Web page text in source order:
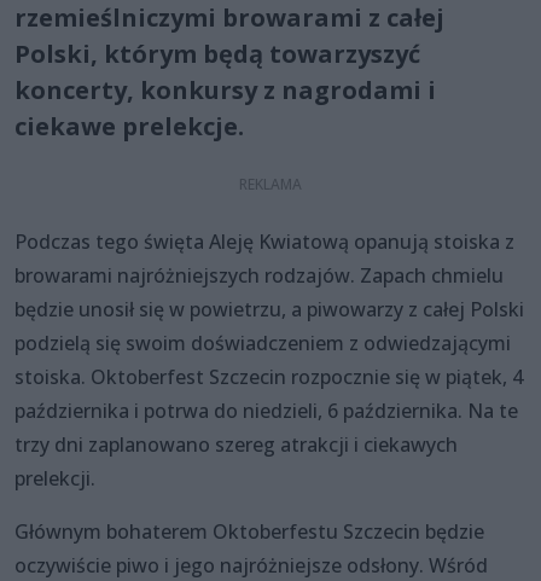
rzemieślniczymi browarami z całej
Polski, którym będą towarzyszyć
koncerty, konkursy z nagrodami i
ciekawe prelekcje.
Podczas tego święta Aleję Kwiatową opanują stoiska z
browarami najróżniejszych rodzajów. Zapach chmielu
będzie unosił się w powietrzu, a piwowarzy z całej Polski
podzielą się swoim doświadczeniem z odwiedzającymi
stoiska. Oktoberfest Szczecin rozpocznie się w piątek, 4
października i potrwa do niedzieli, 6 października. Na te
trzy dni zaplanowano szereg atrakcji i ciekawych
prelekcji.
Głównym bohaterem Oktoberfestu Szczecin będzie
oczywiście piwo i jego najróżniejsze odsłony. Wśród